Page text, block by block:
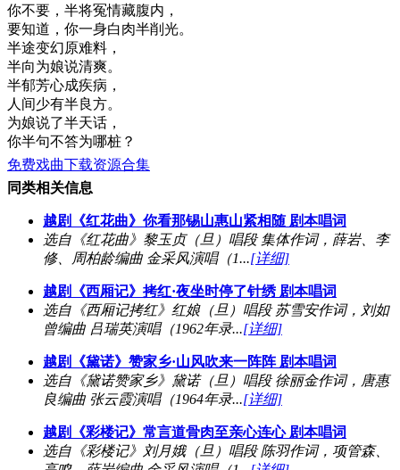
你不要，半将冤情藏腹内，
要知道，你一身白肉半削光。
半途变幻原难料，
半向为娘说清爽。
半郁芳心成疾病，
人间少有半良方。
为娘说了半天话，
你半句不答为哪桩？
免费戏曲下载资源合集
同类相关信息
越剧《红花曲》你看那锡山惠山紧相随 剧本唱词
选自《红花曲》黎玉贞（旦）唱段 集体作词，薛岩、李
修、周柏龄编曲 金采风演唱（1...[详细]
越剧《西厢记》拷红·夜坐时停了针绣 剧本唱词
选自《西厢记拷红》红娘（旦）唱段 苏雪安作词，刘如
曾编曲 吕瑞英演唱（1962年录...[详细]
越剧《黛诺》赞家乡·山风吹来一阵阵 剧本唱词
选自《黛诺赞家乡》黛诺（旦）唱段 徐丽金作词，唐惠
良编曲 张云霞演唱（1964年录...[详细]
越剧《彩楼记》常言道骨肉至亲心连心 剧本唱词
选自《彩楼记》刘月娥（旦）唱段 陈羽作词，项管森、